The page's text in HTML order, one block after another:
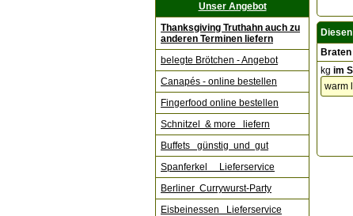
Unser Angebot
Thanksgiving Truthahn auch zu
anderen Terminen liefern
belegte Brötchen - Angebot
Canapés - online bestellen
Fingerfood online bestellen
Schnitzel & more liefern
Buffets günstig und gut
Spanferkel Lieferservice
Berliner Currywurst-Party
Eisbeinessen Lieferservice
kg im